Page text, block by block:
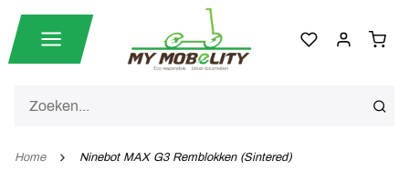
Home Ninebot MAX G3 Remblokken (Sintered)